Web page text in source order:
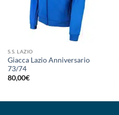
S.S. LAZIO
Giacca Lazio Anniversario
73/74
80,00€